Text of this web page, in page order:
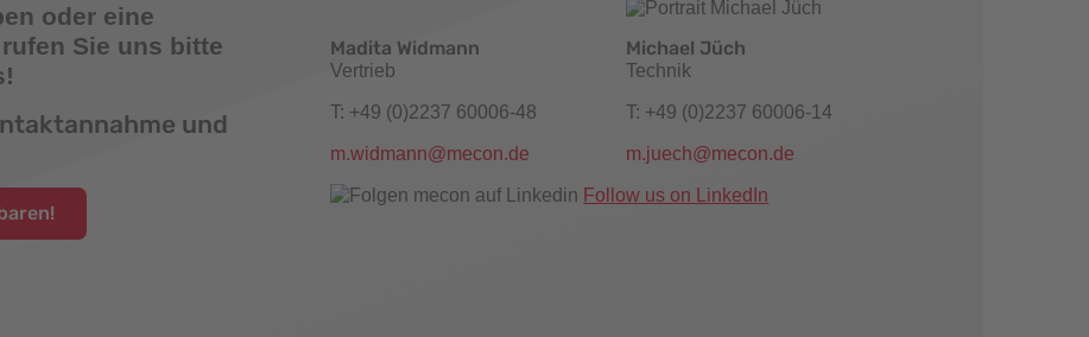
Tester für Sprinkleranlagen
oder eine
Sie uns bitte
und
Madita Widmann
Vertrieb
T: +49 (0)2237 60006-48
m.widmann@mecon.de
Michael Jüch
Technik
T: +49 (0)2237 60006-14
m.juech@mecon.de
Follow us on LinkedIn